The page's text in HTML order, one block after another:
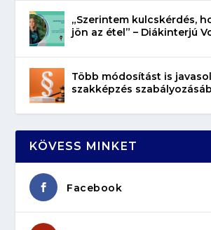
„Szerintem kulcskérdés,
jön az étel” – Diákinterjú
Több módosítást is javasol
szakképzés
KÖVESS MINKET
Facebook